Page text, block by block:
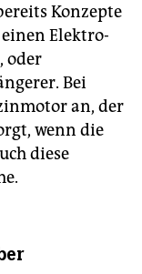
Konzepte
Elektro-
oder
Bei
an, der
wenn die
diese